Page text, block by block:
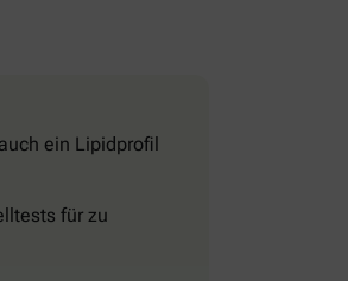
ein Lipidprofil
für zu